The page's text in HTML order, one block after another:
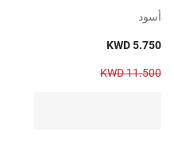
أسود
KWD 5.750
KWD 11.500